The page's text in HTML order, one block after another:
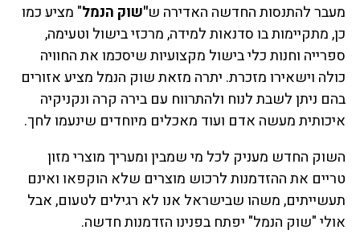
מעבר להתנסות החדשה האדירה ש"שוק הנמל" מציע כמו
כן, מתקיימות בו סדנאות למידה, מרכזי בישול וטעימה,
ספרייה וחנות כלי בישול מקצועיות שיסכמו את החוויה
כולה וישאירו מזכרת. יתרה מזאת שוק הנמל מציע אזורים
בהם ניתן לשבת לנוח ולהתרווח עם בירה קרה ונקניקיה
איכותית מעשה אדם ועוד מאכלים מיוחדים שינעמו לחך.
השוק החדש מעניק לכל מי שמבין ומעריך מוצרי מזון
טריים את ההזדמנות לרכוש מוצרים שלא הוקפאו ואינם
תעשייתים, משהו שבישראל אנו לא רגילים לטעום, אבל
אולי "שוק הנמל" יפתח בפנינו הזדמנות חדשה.